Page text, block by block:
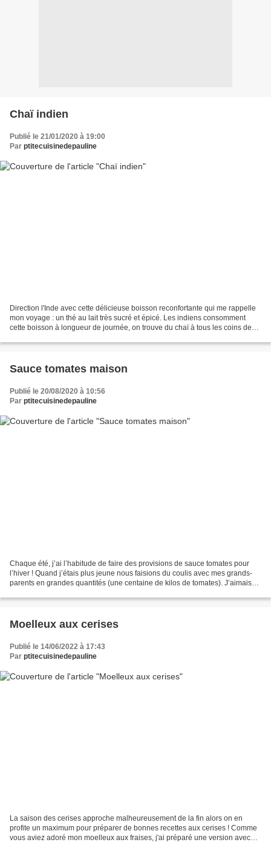
Chaï indien
Publié le 21/01/2020 à 19:00
Par ptitecuisinedepauline
Direction l'Inde avec cette délicieuse boisson reconfortante qui me rappelle
mon voyage : un thé au lait très sucré et épicé. Les indiens consomment
cette boisson à longueur de journée, on trouve du chaï à tous les coins de
Sauce tomates maison
Publié le 20/08/2020 à 10:56
Par ptitecuisinedepauline
Chaque été, j’ai l’habitude de faire des provisions de sauce tomates pour
l’hiver ! Quand j’étais plus jeune nous faisions du coulis avec mes grands-
parents en grandes quantités (une centaine de kilos de tomates). J’aimais
Moelleux aux cerises
Publié le 14/06/2022 à 17:43
Par ptitecuisinedepauline
La saison des cerises approche malheureusement de la fin alors on en
profite un maximum pour préparer de bonnes recettes aux cerises ! Comme
vous aviez adoré mon moelleux aux fraises, j'ai préparé une version avec